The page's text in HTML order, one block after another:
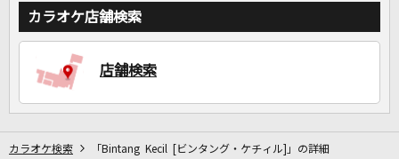
カラオケをもっと楽しもう！
カラオケ店舗検索
店舗検索
カラオケ検索 「Bintang Kecil [ビンタング・ケチィル]」の詳細